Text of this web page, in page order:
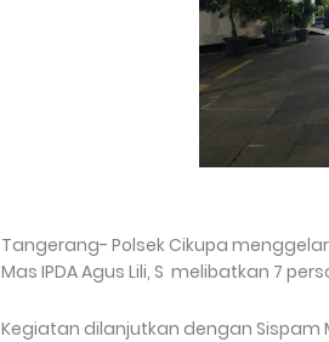
Tangerang- Polsek Cikupa
Mas IPDA Agus Lili, S melibatkan 7
Kegiatan dilanjutkan dengan